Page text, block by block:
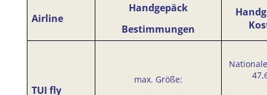
Airline
Handgepäck
Bestimmungen
TUI fly
max. Größe: